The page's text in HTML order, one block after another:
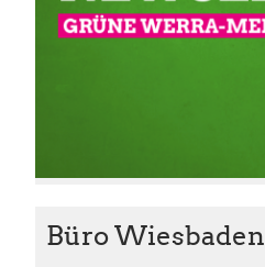
Büro Wiesbaden